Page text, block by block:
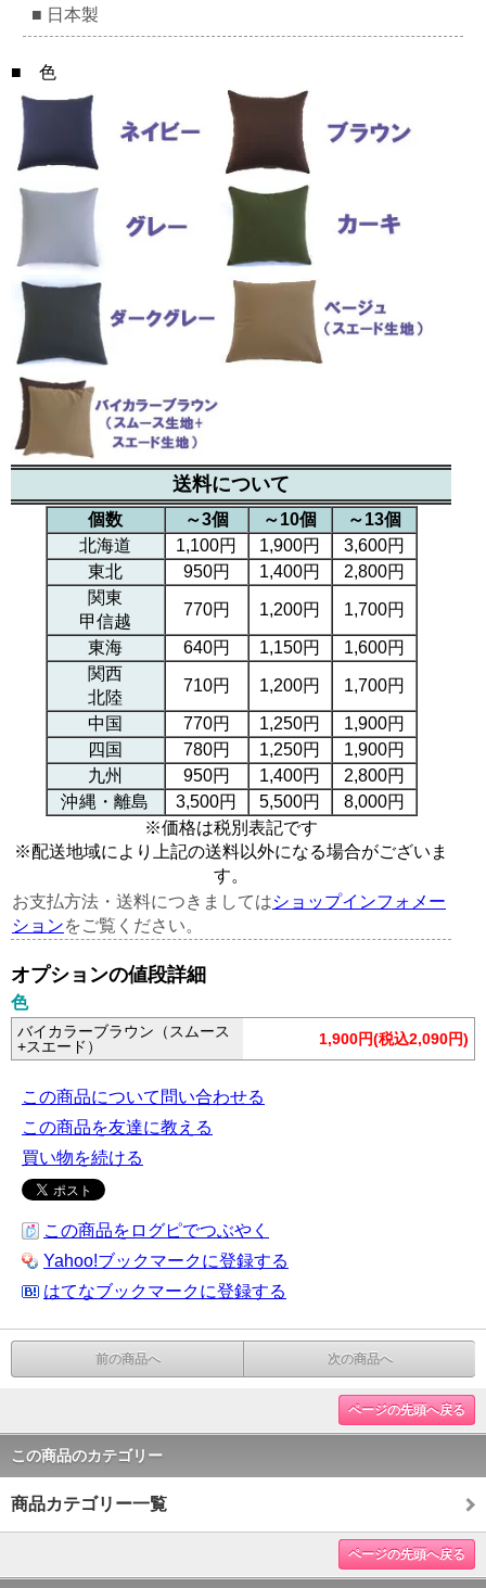
■ 日本製
■ 色
送料について
個数 ～3個 ～10個
～13個
北海道
1,100円 1,900円
3,600円
東北
950円 1,400円
2,800円
関東
甲信越
770円 1,200円 1,700円
東海 640円 1,150円
1,600円
関西
北陸
710円 1,200円 1,700円
中国 770円 1,250円
1,900円
四国
780円 1,250円
1,900円
九州
950円 1,400円
2,800円
沖縄・離島
3,500円 5,500円
8,000円
※価格は税別表記です
※配送地域により上記の送料以外になる場合がございま
す。
お支払方法・送料につきましてはショップインフォメー
ションをご覧ください。
オプションの値段詳細
色
バイカラーブラウン（スムース
+スエード）
1,900円(税込2,090円)
この商品について問い合わせる
この商品を友達に教える
買い物を続ける
この商品をログピでつぶやく
Yahoo!ブックマークに登録する
はてなブックマークに登録する
前の商品へ 次の商品へ
ページの先頭へ戻る
この商品のカテゴリー
商品カテゴリー一覧
ページの先頭へ戻る